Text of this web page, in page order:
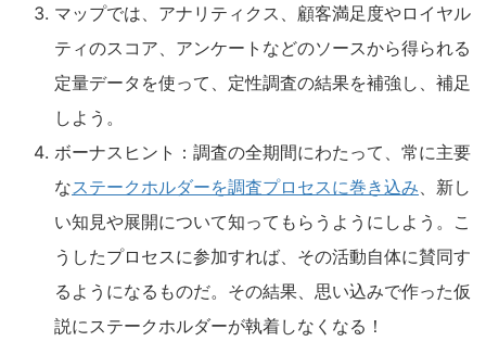
マップでは、アナリティクス、顧客満足度やロイヤル
ティのスコア、アンケートなどのソースから得られる
定量データを使って、定性調査の結果を補強し、補足
しよう。
ボーナスヒント：調査の全期間にわたって、常に主要
なステークホルダーを調査プロセスに巻き込み、新し
い知見や展開について知ってもらうようにしよう。こ
うしたプロセスに参加すれば、その活動自体に賛同す
るようになるものだ。その結果、思い込みで作った仮
説にステークホルダーが執着しなくなる！